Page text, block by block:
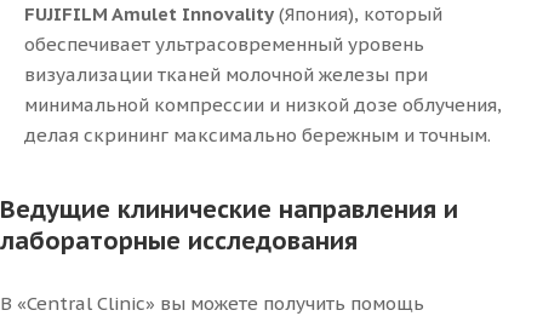
FUJIFILM Amulet Innovality (Япония), который
обеспечивает ультрасовременный уровень
визуализации тканей молочной железы при
минимальной компрессии и низкой дозе облучения,
делая скрининг максимально бережным и точным.
Ведущие клинические направления и
лабораторные исследования
В «Central Clinic» вы можете получить помощь